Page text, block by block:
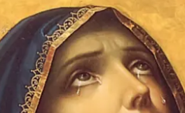
À la une
1000 Raisons de Croire
Chapelet pour le monde